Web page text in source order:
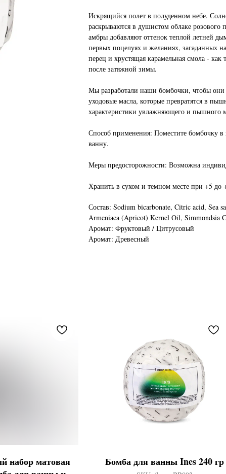
Искрящийся полет в полуденном небе.
раскрываются в душистом облаке
амбры добавляют оттенок теплой летней
первых поцелуях и желаниях, загаданных
перец и хрустящая карамельная смола -
после затяжной зимы.
Мы разработали наши бомбочки, чтобы они
уходовые масла, которые превратятся в
характеристики увлажняющего и пышного
Способ применения: Поместите бомбочку
ванну.
Меры предосторожности: Возможна
Хранить в сухом и темном месте при +5 до
Состав: Sodium bicarbonate, Citric acid, Sea
Armeniaca (Apricot) Kernel Oil, Simmondsia
Аромат: Фруктовый / Цитрусовый
Аромат: Древесный
набор матовая
Бомба для ванны Ines 240 гр